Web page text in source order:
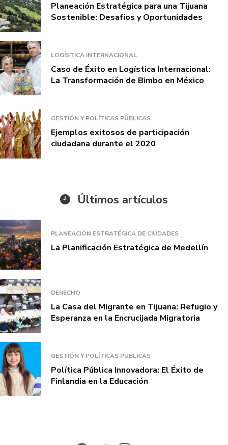
Planeación Estratégica para una Tijuana
Sostenible: Desafíos y Oportunidades
LOGÍSTICA INTERNACIONAL
Caso de Éxito en Logística Internacional:
La Transformación de Bimbo en México
GESTIÓN Y POLÍTICAS PÚBLICAS
Ejemplos exitosos de participación
ciudadana durante el 2020
Últimos artículos
PLANEACIÓN ESTRATÉGICA DE CIUDADES
La Planificación Estratégica de Medellín
DERECHO
La Casa del Migrante en Tijuana: Refugio y
Esperanza en la Encrucijada Migratoria
GESTIÓN Y POLÍTICAS PÚBLICAS
Política Pública Innovadora: El Éxito de
Finlandia en la Educación